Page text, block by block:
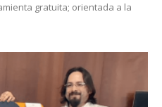
gratuita; orientada a la